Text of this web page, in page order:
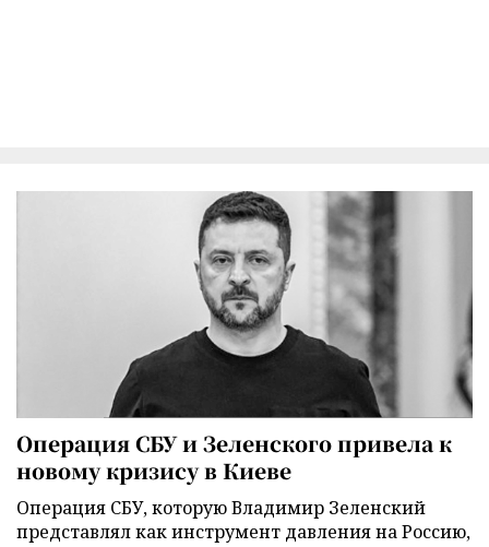
Операция СБУ и Зеленского привела к
новому кризису в Киеве
Операция СБУ, которую Владимир Зеленский
представлял как инструмент давления на Россию,